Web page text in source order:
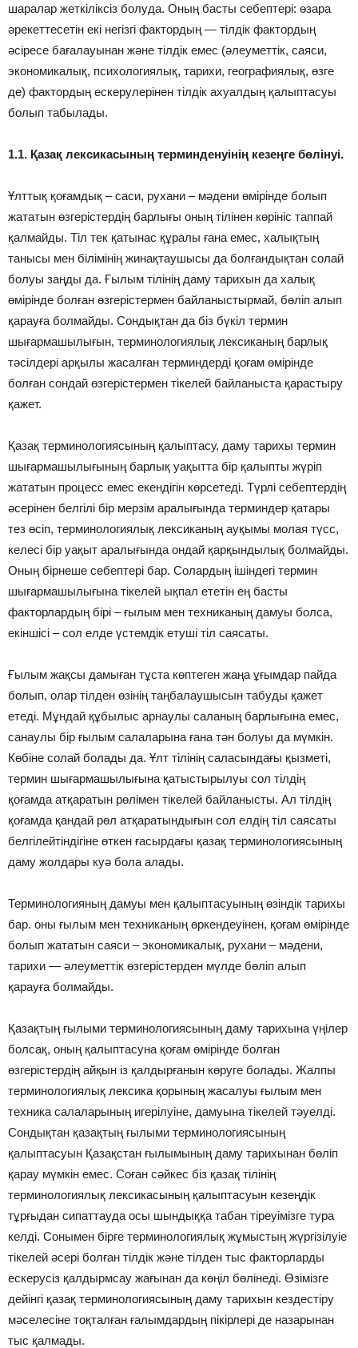
шаралар жеткіліксіз болуда. Оның басты себептері: өзара
әрекеттесетін екі негізгі фактордың — тілдік фактордың
әсіресе бағалауынан және тілдік емес (әлеуметтік, саяси,
экономикалық, психологиялық, тарихи, географиялық, өзге
де) фактордың ескерулерінен тілдік ахуалдың қалыптасуы
болып табылады.
1.1. Қазақ лексикасының терминденуінің кезеңге бөлінуі.
Ұлттық қоғамдық – саси, рухани – мәдени өмірінде болып
жататын өзгерістердің барлығы оның тілінен көрініс таппай
қалмайды. Тіл тек қатынас құралы ғана емес, халықтың
танысы мен білімінің жинақтаушысы да болғандықтан солай
болуы заңды да. Ғылым тілінің даму тарихын да халық
өмірінде болған өзгерістермен байланыстырмай, бөліп алып
қарауға болмайды. Сондықтан да біз бүкіл термин
шығармашылығын, терминологиялық лексиканың барлық
тәсілдері арқылы жасалған терминдерді қоғам өмірінде
болған сондай өзгерістермен тікелей байланыста қарастыру
қажет.
Қазақ терминологиясының қалыптасу, даму тарихы термин
шығармашылығының барлық уақытта бір қалыпты жүріп
жататын процесс емес екендігін көрсетеді. Түрлі себептердің
әсерінен белгілі бір мерзім аралығында терминдер қатары
тез өсіп, терминологиялық лексиканың ауқымы молая түсс,
келесі бір уақыт аралығында ондай қарқындылық болмайды.
Оның бірнеше себептері бар. Солардың ішіндегі термин
шығармашылығына тікелей ықпал ететін ең басты
факторлардың бірі – ғылым мен техниканың дамуы болса,
екіншісі – сол елде үстемдік етуші тіл саясаты.
Ғылым жақсы дамыған тұста көптеген жаңа ұғымдар пайда
болып, олар тілден өзінің таңбалаушысын табуды қажет
етеді. Мұндай құбылыс арнаулы саланың барлығына емес,
санаулы бір ғылым салаларына ғана тән болуы да мүмкін.
Көбіне солай болады да. Ұлт тілінің саласындағы қызметі,
термин шығармашылығына қатыстырылуы сол тілдің
қоғамда атқаратын рөлімен тікелей байланысты. Ал тілдің
қоғамда қандай рөл атқаратындығын сол елдің тіл саясаты
белгілейтіндігіне өткен ғасырдағы қазақ терминологиясының
даму жолдары куә бола алады.
Терминологияның дамуы мен қалыптасуының өзіндік тарихы
бар. оны ғылым мен техниканың өркендеуінен, қоғам өмірінде
болып жататын саяси – экономикалық, рухани – мәдени,
тарихи — әлеуметтік өзгерістерден мүлде бөліп алып
қарауға болмайды.
Қазақтың ғылыми терминологиясының даму тарихына үңілер
болсақ, оның қалыптасуна қоғам өмірінде болған
өзгерістердің айқын із қалдырғанын көруге болады. Жалпы
терминологиялық лексика қорының жасалуы ғылым мен
техника салаларының игерілуіне, дамуына тікелей тәуелді.
Сондықтан қазақтың ғылыми терминологиясының
қалыптасуын Қазақстан ғылымының даму тарихынан бөліп
қарау мүмкін емес. Соған сәйкес біз қазақ тілінің
терминологиялық лексикасының қалыптасуын кезеңдік
тұрғыдан сипаттауда осы шындыққа табан тіреуімізге тура
келді. Сонымен бірге терминологиялық жұмыстың жүргізілуіе
тікелей әсері болған тілдік және тілден тыс факторларды
ескерусіз қалдырмсау жағынан да көңіл бөлінеді. Өзімізге
дейінгі қазақ терминологиясының даму тарихын кездестіру
мәселесіне тоқталған ғалымдардың пікірлері де назарынан
тыс қалмады.